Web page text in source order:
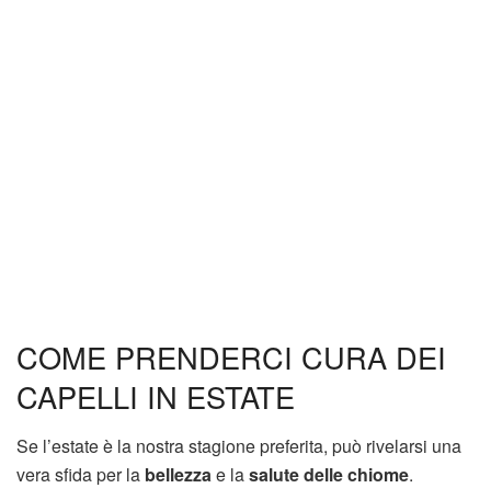
COME PRENDERCI CURA DEI
CAPELLI IN ESTATE
Se l’estate è la nostra stagione preferita, può rivelarsi una
vera sfida per la bellezzae lasalute delle chiome.